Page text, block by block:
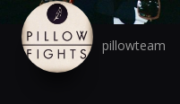
pillowteam